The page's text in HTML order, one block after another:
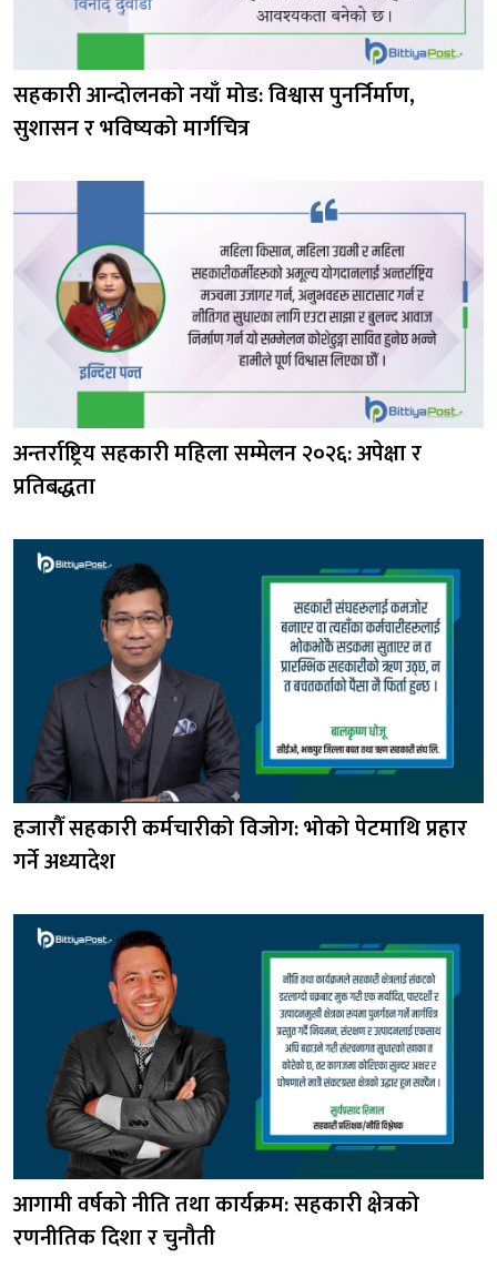
सहकारी आन्दोलनको नयाँ मोड: विश्वास पुनर्निर्माण,
सुशासन र भविष्यको मार्गचित्र
अन्तर्राष्ट्रिय सहकारी महिला सम्मेलन २०२६: अपेक्षा र
प्रतिबद्धता
हजारौँ सहकारी कर्मचारीको विजोग: भोको पेटमाथि प्रहार
गर्ने अध्यादेश
आगामी वर्षको नीति तथा कार्यक्रम: सहकारी क्षेत्रको
रणनीतिक दिशा र चुनौती